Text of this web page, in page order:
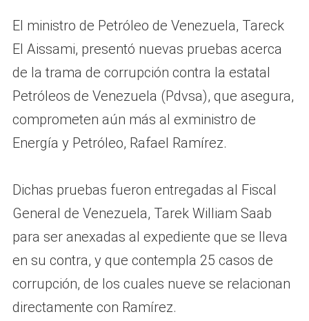
El ministro de Petróleo de Venezuela, Tareck
El Aissami, presentó nuevas pruebas acerca
de la trama de corrupción contra la estatal
Petróleos de Venezuela (Pdvsa), que asegura,
comprometen aún más al exministro de
Energía y Petróleo, Rafael Ramírez.
Dichas pruebas fueron entregadas al Fiscal
General de Venezuela, Tarek William Saab
para ser anexadas al expediente que se lleva
en su contra, y que contempla 25 casos de
corrupción, de los cuales nueve se relacionan
directamente con Ramírez.